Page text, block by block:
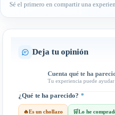
Sé el primero en compartir una
Deja tu opinión
Cuenta qué te ha
Tu experiencia puede
¿Qué te ha parecido? *
🔥Es un chollazo 🛒Lo he